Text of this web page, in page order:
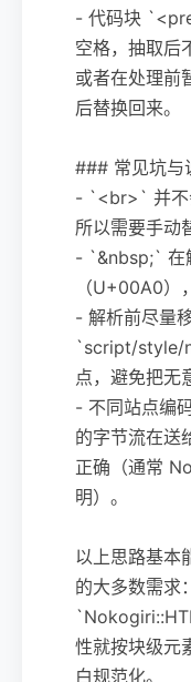
- 代码块
空格，抽取后
或者在处理前
后替换回来。
### 常见坑与
- `<br>` 并不
所以需要手动
- `&nbsp;` 在
（U+00A0）
- 解析前尽量
`script/style/
点，避免把无
- 不同站点编
的字节流在送
正确（通常
明）。
以上思路基本
的大多数需求
性就按块级元
白规范化。